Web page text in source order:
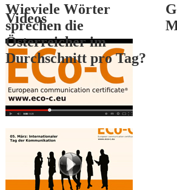
Wieviele Wörter
sprechen die
Österreicher im
Durchschnitt pro Tag?
3
Videos